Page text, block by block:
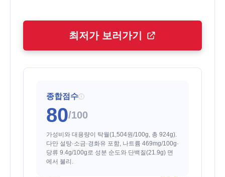
최저가 보러가기
종합점수 i
80/100
가성비와 대용량이 탁월(1,504원/100g, 총 924g).
다만 설탕·소금·경화유 포함, 나트륨 469mg/100g·
당류 9.4g/100g로 성분 순도와 단백질(21.9g) 면
에서 불리.